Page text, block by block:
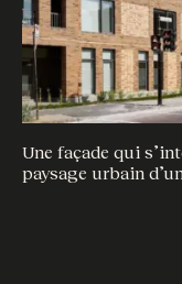
Une façade qui
paysage urbain